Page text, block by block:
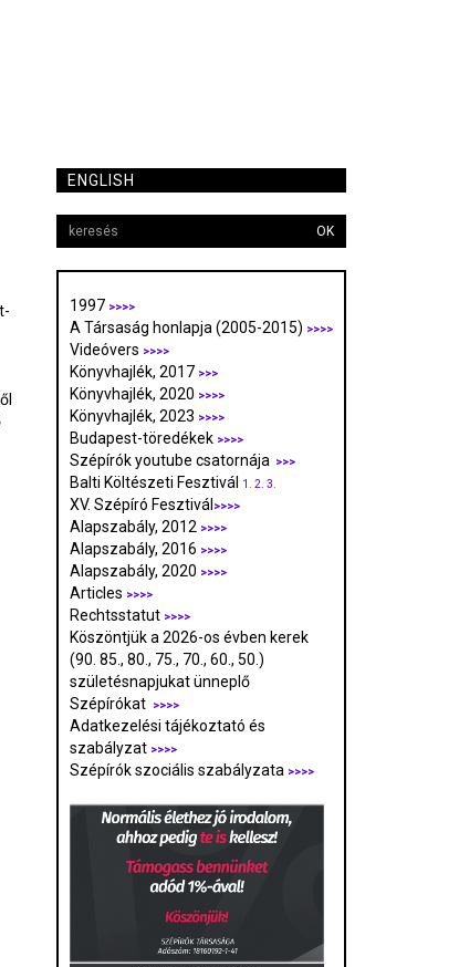
ENGLISH
OK
1997 >>>>
A Társaság honlapja (2005-2015) >>>>
Videóvers >>>>
Könyvhajlék, 2017 >>>
Könyvhajlék, 2020 >>>>
Könyvhajlék, 2023 >>>>
Budapest-töredékek >>>>
Szépírók youtube csatornája >>>
Balti Költészeti Fesztivál 1. 2. 3.
XV. Szépíró Fesztivál >>>>
Alapszabály, 2012 >>>>
Alapszabály, 2016 >>>>
Alapszabály, 2020 >>>>
Articles >>>>
Rechtsstatut >>>>
Köszöntjük a 2026-os évben kerek
(90. 85., 80., 75., 70., 60., 50.)
születésnapjukat ünneplő
Szépírókat
>>>>
Adatkezelési tájékoztató és
szabályzat >>>>
Szépírók szociális szabályzata >>>>